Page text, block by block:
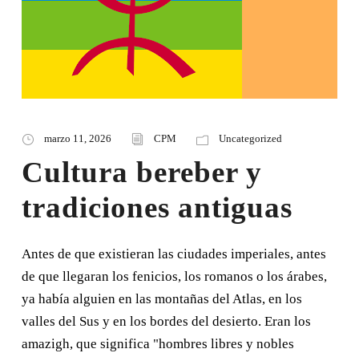
marzo 11, 2026 CPM Uncategorized
Cultura bereber y
tradiciones antiguas
Antes de que existieran las ciudades imperiales, antes
de que llegaran los fenicios, los romanos o los árabes,
ya había alguien en las montañas del Atlas, en los
valles del Sus y en los bordes del desierto. Eran los
amazigh, que significa "hombres libres y nobles